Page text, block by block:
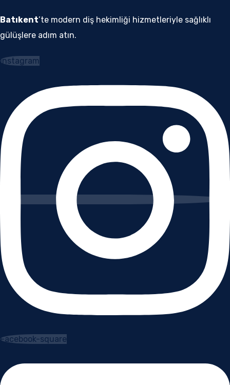
Batıkent’te modern diş hekimliği hizmetleriyle sağlıklı
gülüşlere adım atın.
Instagram
Facebook-square